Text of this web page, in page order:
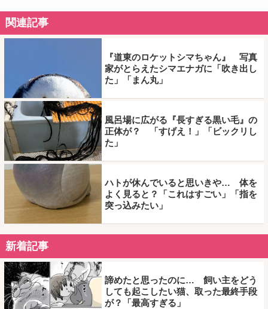
関連記事
『道東のロケットシマちゃん』 写真
家がとらえたシマエナガに「吹き出し
た」「まん丸」
風呂場に広がる『長すぎる黒い毛』の
正体が？ 「すげえ！」「ビックリし
た」
ハトが休んでいると思いきや… 体を
よく見ると？「これはすごい」「指を
突っ込みたい」
新着記事
諦めたと思ったのに… 飼い主をどう
しても起こしたい猫、取った最終手段
が？「最高すぎる」